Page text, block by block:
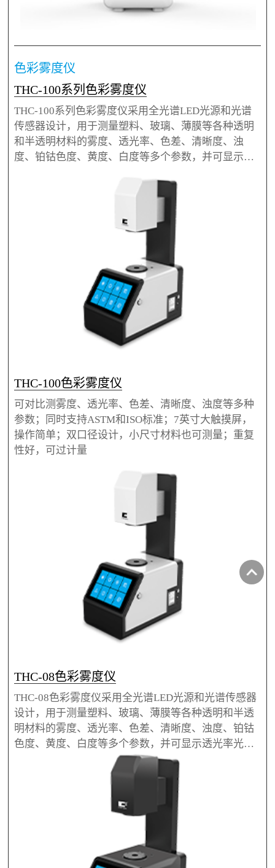
色彩雾度仪
THC-100系列色彩雾度仪
THC-100系列色彩雾度仪采用全光谱LED光源和光谱
传感器设计，用于测量塑料、玻璃、薄膜等各种透明
和半透明材料的雾度、透光率、色差、清晰度、浊
度、铂钴色度、黄度、白度等多个参数，并可显示透
方便。THC-100系列色彩雾度仪采用开放式测量区
域，具有横放竖放两种测量状态，可以检测液体和大
尺寸材料。THC-100系列色彩雾度仪还采用21mm和7
mm双口径设计，小尺寸材料也能测，仪器更是配备P
C软件，支持数据的导出与报告打印。
THC-100色彩雾度仪
可对比测雾度、透光率、色差、清晰度、浊度等多种
参数；同时支持ASTM和ISO标准；7英寸大触摸屏，
操作简单；双口径设计，小尺寸材料也可测量；重复
性好，可过计量
THC-08色彩雾度仪
THC-08色彩雾度仪采用全光谱LED光源和光谱传感器
设计，用于测量塑料、玻璃、薄膜等各种透明和半透
明材料的雾度、透光率、色差、清晰度、浊度、铂钴
色度、黄度、白度等多个参数，并可显示透光率光谱
曲线。仪器选用7英寸触摸屏设计，操作简单方便。T
HC-08色彩雾度仪采用开放式测量区域，具有横放竖
放两种测量状态，可以检测液体和大尺寸材料。THC-
08色彩雾度仪还采用21mm和7mm双口径设计，小尺
寸材料也能测，仪器更是配备PC软件，支持数据的导